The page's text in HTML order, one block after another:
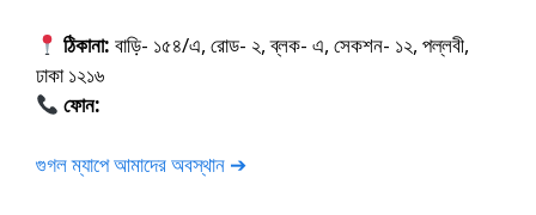
ঠিকানা: বাড়ি- ১৫৪/এ, রোড- ২, ব্লক- এ, সেকশন- ১২, পল্লবী,
ঢাকা ১২১৬
ফোন:
গুগল ম্যাপে আমাদের অবস্থান ➔